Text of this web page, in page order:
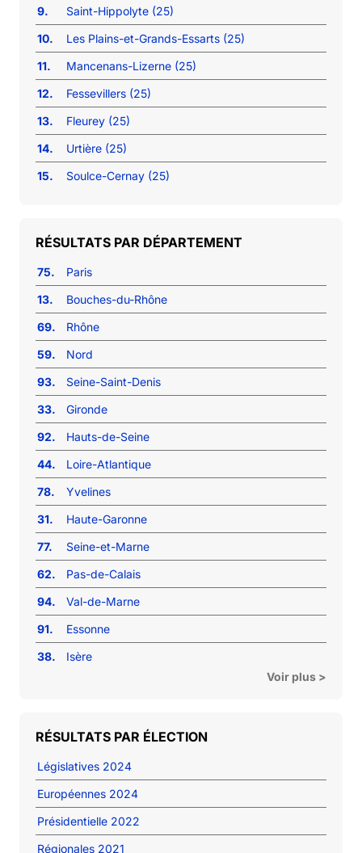
9.
Saint-Hippolyte (25)
10.
Les Plains-et-Grands-Essarts (25)
11.
Mancenans-Lizerne (25)
12.
Fessevillers (25)
13.
Fleurey (25)
14.
Urtière (25)
15.
Soulce-Cernay (25)
RÉSULTATS PAR DÉPARTEMENT
75.
Paris
13.
Bouches-du-Rhône
69.
Rhône
59.
Nord
93.
Seine-Saint-Denis
33.
Gironde
92.
Hauts-de-Seine
44.
Loire-Atlantique
78.
Yvelines
31.
Haute-Garonne
77.
Seine-et-Marne
62.
Pas-de-Calais
94.
Val-de-Marne
91.
Essonne
38.
Isère
Voir plus >
RÉSULTATS PAR ÉLECTION
Législatives 2024
Européennes 2024
Présidentielle 2022
Régionales 2021